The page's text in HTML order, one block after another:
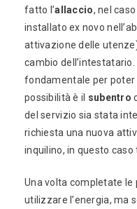
fatto l’allaccio, nel
installato ex novo
attivazione delle
cambio
fondamentale per poter
possibilità è il subentro
del servizio sia stata
richiesta una nuova
inquilino, in questo caso
Una volta completate le
utilizzare l’energia, ma